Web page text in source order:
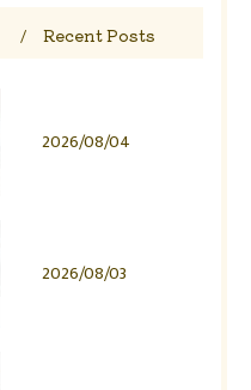
Recent Posts
2026/08/04
2026/08/03